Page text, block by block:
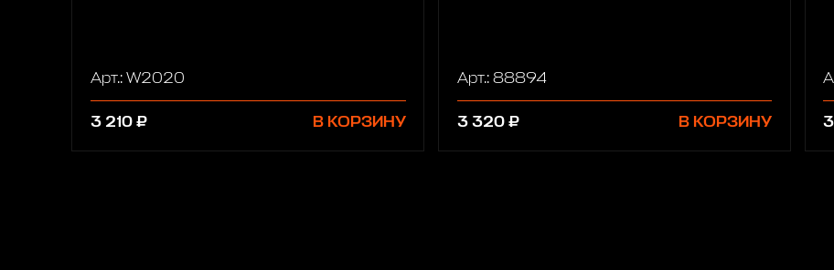
Арт.: W2020
3 210 ₽ В КОРЗИНУ
Арт.: 88894
3 320 ₽ В КОРЗИНУ